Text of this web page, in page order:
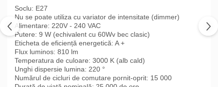
Soclu: E27
Nu se poate utiliza cu variator de intensitate (dimmer)
Alimentare: 220V - 240 VAC
Putere: 9 W (echivalent cu 60Wv bec clasic)
Eticheta de eficiență energetică: A +
Flux luminos: 810 lm
Temperatura de culoare: 3000 K (alb cald)
Unghi dispersie lumina: 220 °
Numărul de cicluri de comutare pornit-oprit: 15 000